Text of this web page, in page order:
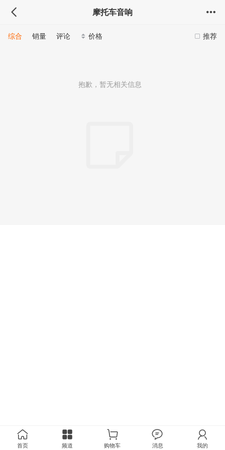
摩托车音响
推荐
综合 销量 评论 价格
抱歉，暂无相关信息
首页 频道 购物车 消息 我的